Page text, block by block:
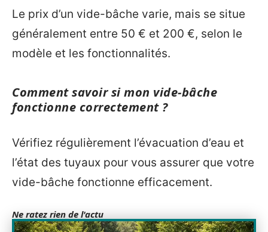
Le prix d’un vide-bâche varie, mais se situe
généralement entre 50 € et 200 €, selon le
modèle et les fonctionnalités.
Comment savoir si mon vide-bâche
fonctionne correctement ?
Vérifiez régulièrement l’évacuation d’eau et
l’état des tuyaux pour vous assurer que votre
vide-bâche fonctionne efficacement.
Ne ratez rien de l'actu